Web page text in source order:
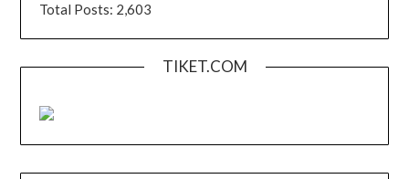
Total Posts: 2,603
TIKET.COM